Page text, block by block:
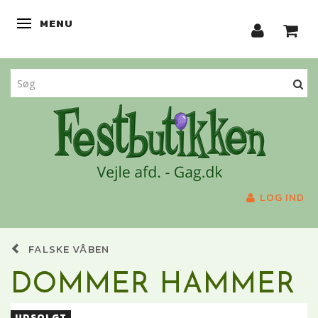
SKIFTE NAVIGATION
MENU
LOG IND
FALSKE VÅBEN
DOMMER HAMMER